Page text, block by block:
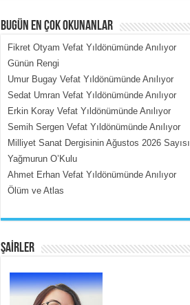
MEHMET ÇOBAN
İçerdeki Put Dışardaki Maskeler...
BUGÜN EN ÇOK OKUNANLAR
Fikret Otyam Vefat Yıldönümünde Anılıyor
Günün Rengi
Umur Bugay Vefat Yıldönümünde Anılıyor
Sedat Umran Vefat Yıldönümünde Anılıyor
Erkin Koray Vefat Yıldönümünde Anılıyor
Semih Sergen Vefat Yıldönümünde Anılıyor
Milliyet Sanat Dergisinin Ağustos 2026 Sayısı
Yağmurun O’Kulu
Ahmet Erhan Vefat Yıldönümünde Anılıyor
Ölüm ve Atlas
ŞAİRLER